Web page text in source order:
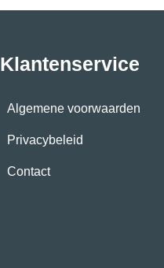
Klantenservice
Algemene voorwaarden
Privacybeleid
Contact